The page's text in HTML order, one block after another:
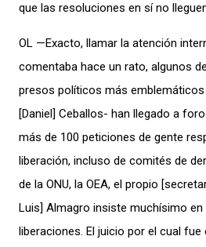
que las resoluciones en sí no
OL —Exacto, llamar la atención
comentaba hace un rato, algunos
presos políticos más
[Daniel] Ceballos- han llegado a
más de 100 peticiones de gente
liberación, incluso de comités de
de la ONU, la OEA, el propio
Luis] Almagro insiste muchísimo
liberaciones. El juicio por el cual